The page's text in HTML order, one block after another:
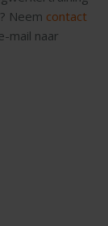
Neem contact
mail naar